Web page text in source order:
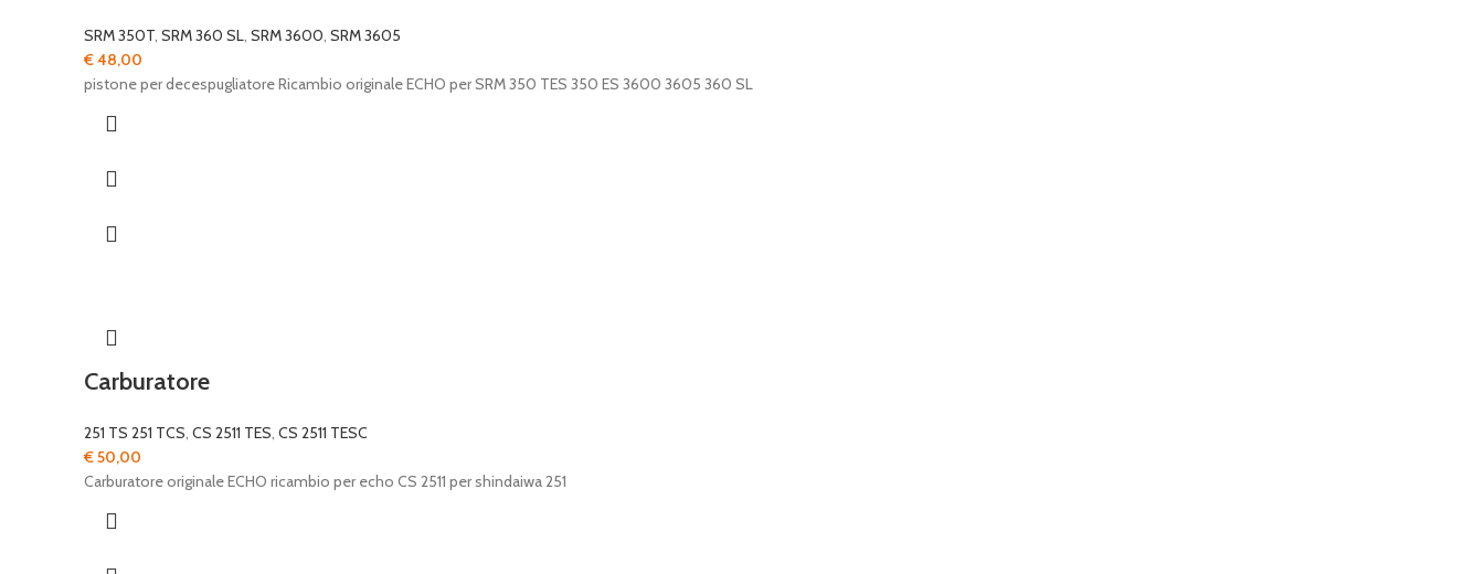
SRM 350T, SRM 360 SL, SRM 3600, SRM 3605
€48,00
pistone per decespugliatore Ricambio originale ECHO per SRM 350 TES 350 ES 3600 3605 360 SL
Carburatore
251 TS 251 TCS, CS 2511 TES, CS 2511 TESC
€50,00
Carburatore originale ECHO ricambio per echo CS 2511 per shindaiwa 251